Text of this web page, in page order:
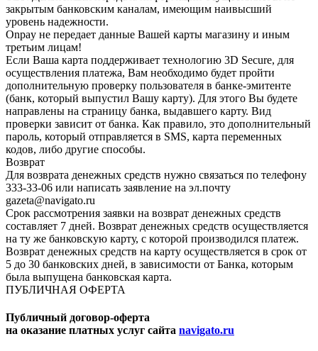
закрытым банковским каналам, имеющим наивысший
уровень надежности.
Onpay не передает данные Вашей карты магазину и иным
третьим лицам!
Если Ваша карта поддерживает технологию 3D Secure, для
осуществления платежа, Вам необходимо будет пройти
дополнительную проверку пользователя в банке-эмитенте
(банк, который выпустил Вашу карту). Для этого Вы будете
направлены на страницу банка, выдавшего карту. Вид
проверки зависит от банка. Как правило, это дополнительный
пароль, который отправляется в SMS, карта переменных
кодов, либо другие способы.
Возврат
Для возврата денежных средств нужно связаться по телефону
333-33-06 или написать заявление на эл.почту
gazeta@navigato.ru
Срок рассмотрения заявки на возврат денежных средств
составляет 7 дней. Возврат денежных средств осуществляется
на ту же банковскую карту, с которой производился платеж.
Возврат денежных средств на карту осуществляется в срок от
5 до 30 банковских дней, в зависимости от Банка, которым
была выпущена банковская карта.
ПУБЛИЧНАЯ ОФЕРТА
Публичный договор-оферта
на оказание платных услуг сайта navigato.ru